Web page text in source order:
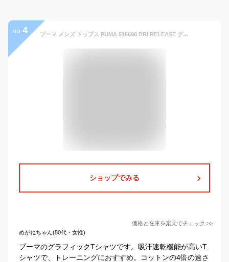
no. 4 プーマ メンズ トップス PUMA 516698 DRI RELEASE グラフィック Tシャツ | 夏 春 半袖 ランニング 大きいサイズ 3L ロング シャツ 吸水 速乾 吸汗 ドライ かっこいい カジュアル おしゃれ スポーツ トレーニング プリント 無地 シンプル ブランド 涼 XXL ビッグサイズ
ショップでみる
価格と在庫を楽天でチェック >>
めがねちゃん(50代・女性)
プーマのグラフィックTシャツです。吸汗速乾機能が高いT
シャツで、トレーニングにおすすめ。コットンの4倍の速さ